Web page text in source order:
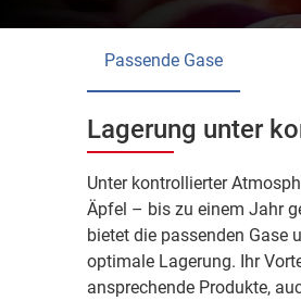
Passende Gase
Lagerung unter
Unter kontrollierter
Äpfel – bis zu einem Jahr
bietet die passenden Gase
optimale Lagerung. Ihr
ansprechende Produkte,